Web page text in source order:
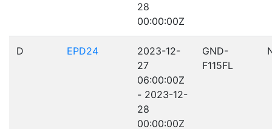
28
00:00:00Z
D EPD24
2023-12-
27
06:00:00Z
- 2023-12-
28
00:00:00Z
GND-
F115FL